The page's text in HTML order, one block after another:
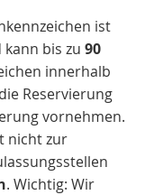
ist
bis zu 90
innerhalb
Reservierung
vornehmen.
nicht zur
. Wichtig: Wir